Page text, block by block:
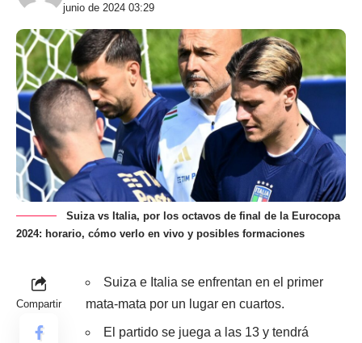
junio de 2024 03:29
Suiza vs Italia, por los octavos de final de la Eurocopa
2024: horario, cómo verlo en vivo y posibles formaciones
Compartir
Suiza e Italia se enfrentan en el primer
mata-mata por un lugar en cuartos.
El partido se juega a las 13 y tendrá